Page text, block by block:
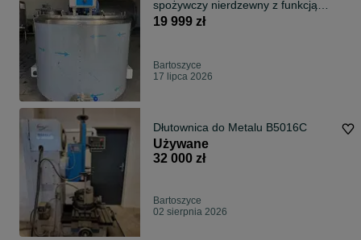
spożywczy nierdzewny z funkcją
grzania
19 999 zł
Bartoszyce
17 lipca 2026
Dłutownica do Metalu B5016C
Używane
32 000 zł
Bartoszyce
02 sierpnia 2026